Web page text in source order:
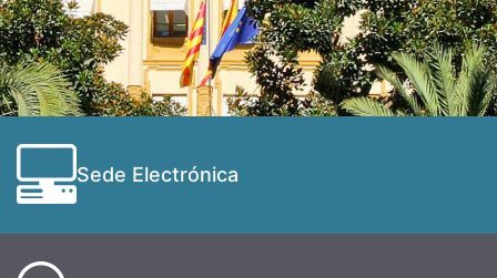
Sede Electrónica